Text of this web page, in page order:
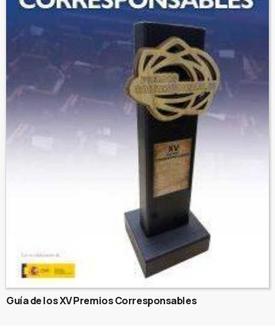
Guía de los XV Premios Corresponsables